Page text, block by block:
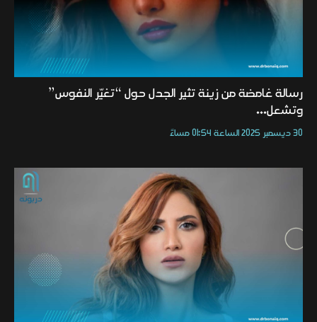
رسالة غامضة من زينة تثير الجدل حول “تغيّر النفوس”
وتشعل...
30 ديسمبر 2025 الساعة 01:54 مساءً